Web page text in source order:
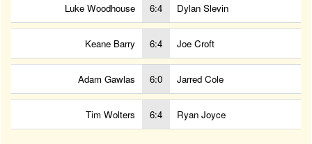
Luke Woodhouse 6:4 Dylan Slevin
Keane Barry 6:4 Joe Croft
Adam Gawlas 6:0 Jarred Cole
Tim Wolters 6:4 Ryan Joyce